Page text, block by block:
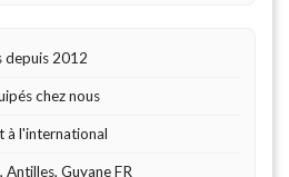
depuis 2012
chez nous
à l'international
Guyane FR